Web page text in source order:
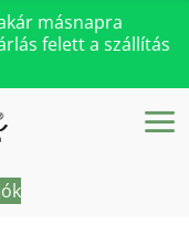
másnapra
felett a szállítás